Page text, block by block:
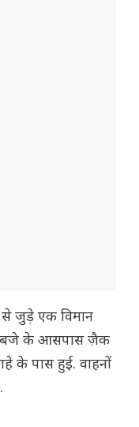
से जुड़े एक विमान
3 बजे के आसपास ज़ैक
के पास हुई. वाहनों